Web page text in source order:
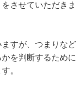
させていただきま
すが、つまりなど
を判断するために
。